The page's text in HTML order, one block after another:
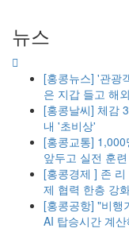
뉴스
[홍콩뉴스] '관광
은 지갑 들고 해
[홍콩날씨] 체감
내 '초비상'
[홍콩교통]
앞두고 실전 훈
[홍콩경제 ] 존
제 협력 한층 강
[홍콩공항] "비
AI 탑승시간 계